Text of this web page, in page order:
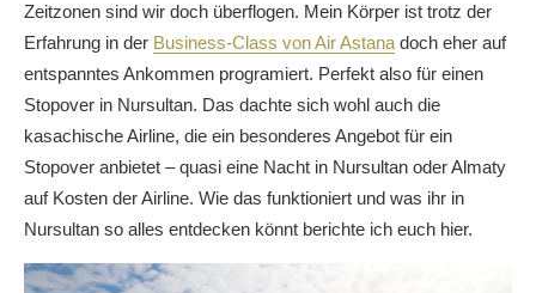
Zeitzonen sind wir doch überflogen. Mein Körper ist trotz der
Erfahrung in der Business-Class von Air Astana doch eher auf
entspanntes Ankommen programiert. Perfekt also für einen
Stopover in Nursultan. Das dachte sich wohl auch die
kasachische Airline, die ein besonderes Angebot für ein
Stopover anbietet – quasi eine Nacht in Nursultan oder Almaty
auf Kosten der Airline. Wie das funktioniert und was ihr in
Nursultan so alles entdecken könnt berichte ich euch hier.